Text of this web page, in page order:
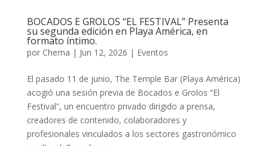
BOCADOS E GROLOS “EL FESTIVAL” Presenta
su segunda edición en Playa América, en
formato íntimo.
por Chema | Jun 12, 2026 | Eventos
El pasado 11 de junio, The Temple Bar (Playa América)
acogió una sesión previa de Bocados e Grolos “El
Festival”, un encuentro privado dirigido a prensa,
creadores de contenido, colaboradores y
profesionales vinculados a los sectores gastronómico